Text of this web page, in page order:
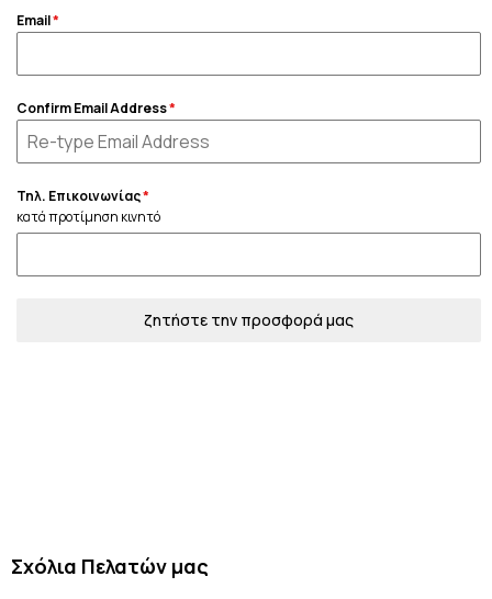
Email*
Confirm Email Address*
Τηλ. Επικοινωνίας*
κατά προτίμηση κινητό
ζητήστε την προσφορά μας
Σχόλια Πελατών μας